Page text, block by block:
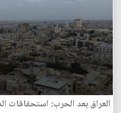
العراق بعد الحرب: استحقاقات